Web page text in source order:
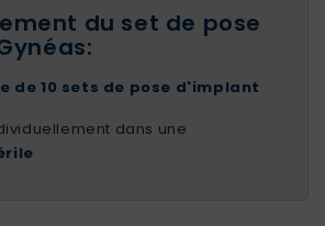
du set de pose
de 10 sets de pose d'implant
dans une